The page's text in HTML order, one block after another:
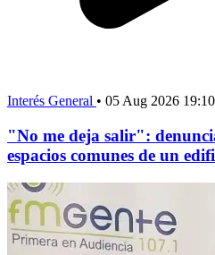
Interés General • 05 Aug 2026 19:10
"No me deja salir":
espacios comunes de un